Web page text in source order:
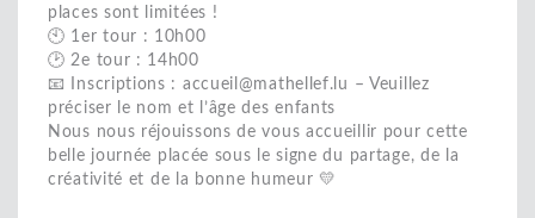
places sont limitées !
🕙 1er tour : 10h00
🕑 2e tour : 14h00
📧 Inscriptions : accueil@mathellef.lu – Veuillez
préciser le nom et l’âge des enfants
Nous nous réjouissons de vous accueillir pour cette
belle journée placée sous le signe du partage, de la
créativité et de la bonne humeur 💛